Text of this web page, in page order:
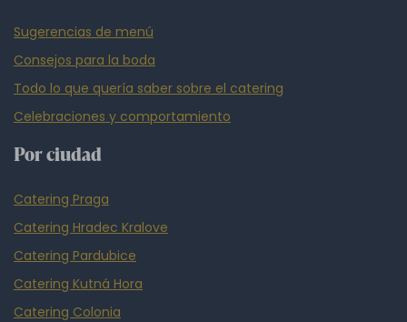
Sugerencias de menú
Consejos para la boda
Todo lo que quería saber sobre el catering
Celebraciones y comportamiento
Por ciudad
Catering Praga
Catering Hradec Kralove
Catering Pardubice
Catering Kutná Hora
Catering Colonia